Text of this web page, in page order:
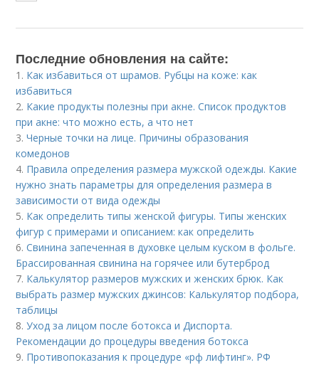
Последние обновления на сайте:
1. Как избавиться от шрамов. Рубцы на коже: как
избавиться
2. Какие продукты полезны при акне. Список продуктов
при акне: что можно есть, а что нет
3.Черные точки на лице. Причины образования
комедонов
4. Правила определения размера мужской одежды. Какие
нужно знать параметры для определения размера в
зависимости от вида одежды
5. Как определить типы женской фигуры. Типы женских
фигур с примерами и описанием: как определить
6.Свинина запеченная в духовке целым куском в фольге.
Брассированная свинина на горячее или бутерброд
7. Калькулятор размеров мужских и женских брюк. Как
выбрать размер мужских джинсов: Калькулятор подбора,
таблицы
8.Уход за лицом после ботокса и Диспорта.
Рекомендации до процедуры введения ботокса
9. Противопоказания к процедуре «рф лифтинг». РФ